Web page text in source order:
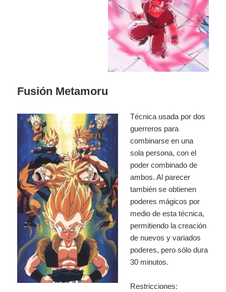
Fusión Metamoru
Técnica usada por dos
guerreros para
combinarse en una
sola persona, con el
poder combinado de
ambos. Al parecer
también se obtienen
poderes mágicos por
medio de esta técnica,
permitiendo la creación
de nuevos y variados
poderes, pero sólo dura
30 minutos.
Restricciones: